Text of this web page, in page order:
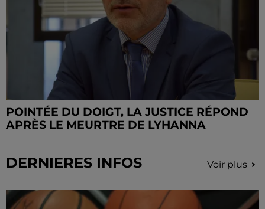
POINTÉE DU DOIGT, LA JUSTICE RÉPOND
APRÈS LE MEURTRE DE LYHANNA
DERNIERES INFOS Voir plus